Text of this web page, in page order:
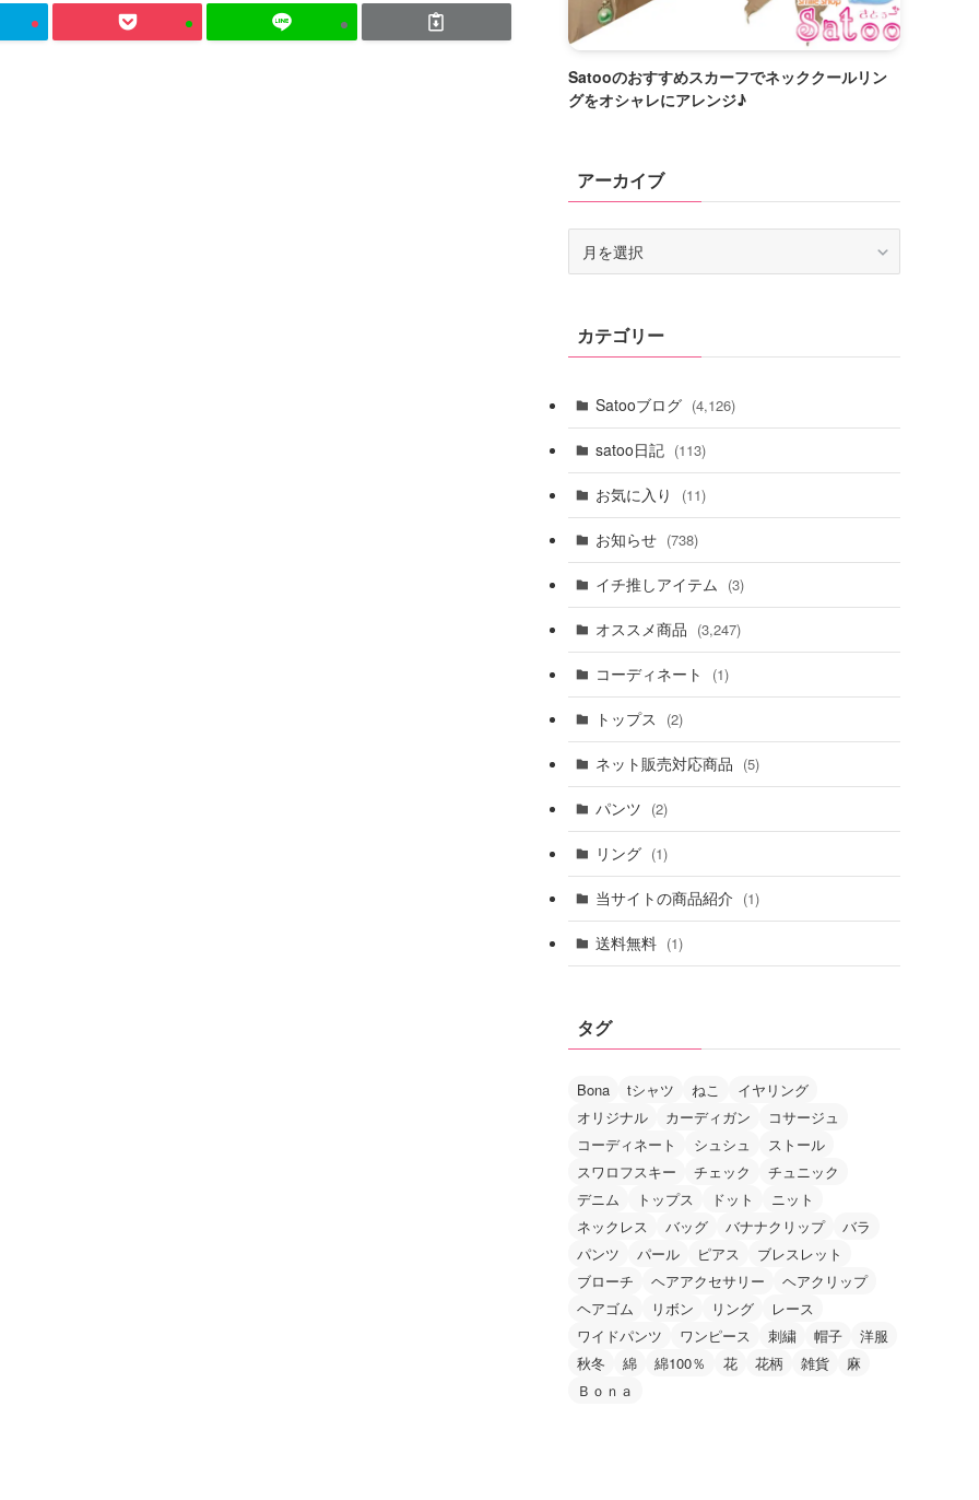
Satooのおすすめスカーフでネッククールリン
グをオシャレにアレンジ♪
アーカイブ
ブカテゴリー
Satooブログ (4,126)
satoo日記 (113)
お気に入り (11)
お知らせ (738)
イチ推しアイテム (3)
オススメ商品 (3,247)
コーディネート (1)
トップス (2)
ネット販売対応商品 (5)
パンツ (2)
リング (1)
当サイトの商品紹介 (1)
送料無料 (1)
タグ
Bona tシャツ ねこ
イヤリング
オリジナル
カーディガン
コサージュ
コーディネート
シュシュ
ストール
スワロフスキー
チェック
チュニック
デニム
トップス ドット
ニット
ネックレス
バッグ バナナクリップ
バラ
パンツ
パール ピアス
ブレスレット
ブローチ
ヘアアクセサリー
ヘアクリップ
ヘアゴム
リボン リング
レース
ワイドパンツ
ワンピース 刺繍 帽子
洋服
秋冬
綿 綿100％ 花 花柄 雑貨
麻
Ｂｏｎａ